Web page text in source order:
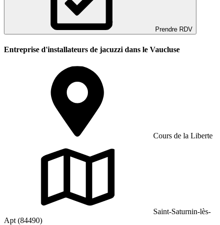
Prendre RDV
Entreprise d'installateurs de jacuzzi dans le Vaucluse
Cours de la Liberte
Saint-Saturnin-lès-
Apt (84490)